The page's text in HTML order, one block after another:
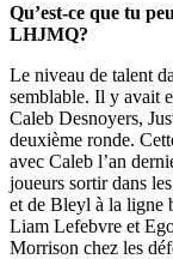
Qu’est-ce que tu
LHJMQ?
Le niveau de talent
semblable. Il y avait
Caleb Desnoyers,
deuxième ronde.
avec Caleb l’an
joueurs sortir dans
et de Bleyl à la ligne
Liam Lefebvre et
Morrison chez les